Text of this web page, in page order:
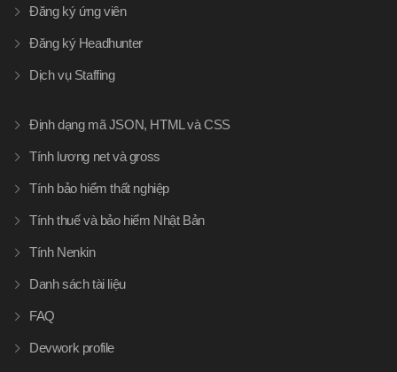
Đăng ký ứng viên
Đăng ký Headhunter
Dịch vụ Staffing
Định dạng mã JSON, HTML và CSS
Tính lương net và gross
Tính bảo hiểm thất nghiệp
Tính thuế và bảo hiểm Nhật Bản
Tính Nenkin
Danh sách tài liệu
FAQ
Devwork profile